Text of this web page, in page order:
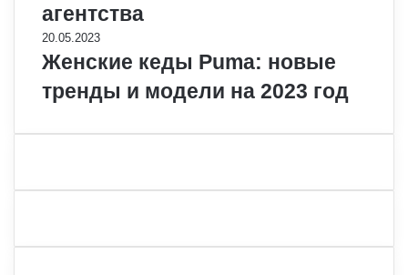
агентства
20.05.2023
Женские кеды Puma: новые
тренды и модели на 2023 год